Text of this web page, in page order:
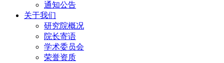
通知公告
关于我们
研究院概况
院长寄语
学术委员会
荣誉资质